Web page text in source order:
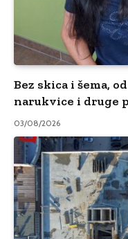
Bez skica i šema,
narukvice i druge
03/08/2026